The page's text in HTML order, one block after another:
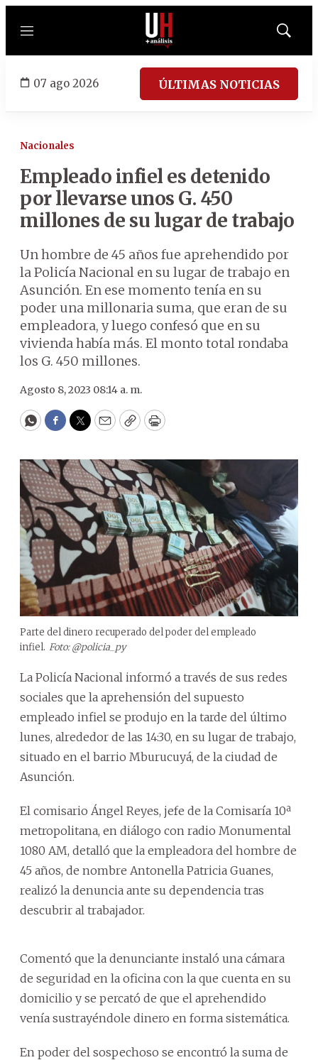
Menú
Mostrar
07 ago 2026 ÚLTIMAS NOTICIAS
Nacionales
Empleado infiel es detenido
por llevarse unos G. 450
millones de su lugar de trabajo
Un hombre de 45 años fue aprehendido por
la Policía Nacional en su lugar de trabajo en
Asunción. En ese momento tenía en su
poder una millonaria suma, que eran de su
empleadora, y luego confesó que en su
vivienda había más. El monto total rondaba
los G. 450 millones.
Agosto 8, 2023 08:14 a. m.
WhatsApp
Facebook
Twitter
EmailCopyPrint
Parte del dinero recuperado del poder del empleado
infiel. Foto: @policia_py
La Policía Nacional informó a través de sus redes
sociales que la aprehensión del supuesto
empleado infiel se produjo en la tarde del último
lunes, alrededor de las 14:30, en su lugar de trabajo,
situado en el barrio Mburucuyá, de la ciudad de
Asunción.
El comisario Ángel Reyes, jefe de la Comisaría 10ª
metropolitana, en diálogo con radio Monumental
1080 AM, detalló que la empleadora del hombre de
45 años, de nombre Antonella Patricia Guanes,
realizó la denuncia ante su dependencia tras
descubrir al trabajador.
Comentó que la denunciante instaló una cámara
de seguridad en la oficina con la que cuenta en su
domicilio y se percató de que el aprehendido
venía sustrayéndole dinero en forma sistemática.
En poder del sospechoso se encontró la suma de